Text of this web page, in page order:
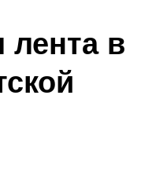
лента в